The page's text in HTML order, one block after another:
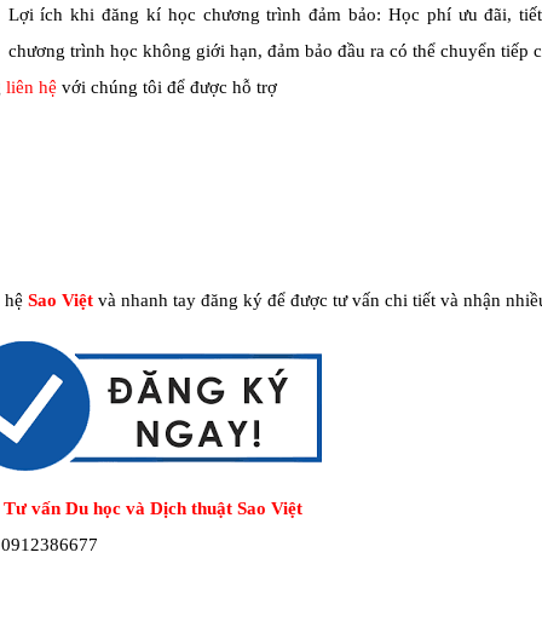
Lợi ích khi đăng kí học chương trình đảm bảo: Học phí ưu đãi,
chương trình học không giới hạn, đảm bảo đầu ra có thể chuyển tiếp
liên hệ với chúng tôi để được hỗ trợ
Sao Việtvà nhanh tay đăng ký để được tư vấn chi tiết và nhận
vấn Du học và Dịch thuật Sao Việt